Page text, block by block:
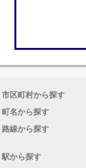
市区町村から探す
町名から探す
路線から探す
駅から探す